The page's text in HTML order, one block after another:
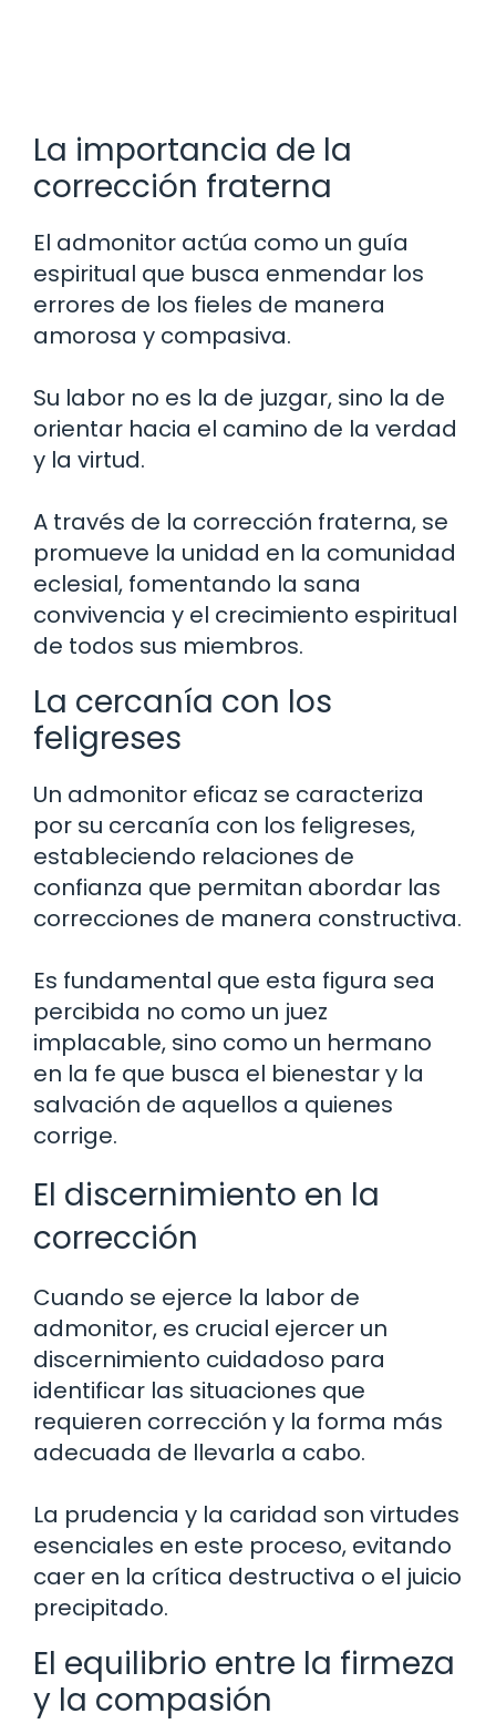
La importancia de la
corrección fraterna
El admonitor actúa como un guía
espiritual que busca enmendar los
errores de los fieles de manera
amorosa y compasiva.
Su labor no es la de juzgar, sino la de
orientar hacia el camino de la verdad
y la virtud.
A través de la corrección fraterna, se
promueve la unidad en la comunidad
eclesial, fomentando la sana
convivencia y el crecimiento espiritual
de todos sus miembros.
La cercanía con los
feligreses
Un admonitor eficaz se caracteriza
por su cercanía con los feligreses,
estableciendo relaciones de
confianza que permitan abordar las
correcciones de manera constructiva.
Es fundamental que esta figura sea
percibida no como un juez
implacable, sino como un hermano
en la fe que busca el bienestar y la
salvación de aquellos a quienes
corrige.
El discernimiento en la
corrección
Cuando se ejerce la labor de
admonitor, es crucial ejercer un
discernimiento cuidadoso para
identificar las situaciones que
requieren corrección y la forma más
adecuada de llevarla a cabo.
La prudencia y la caridad son virtudes
esenciales en este proceso, evitando
caer en la crítica destructiva o el juicio
precipitado.
El equilibrio entre la firmeza
y la compasión